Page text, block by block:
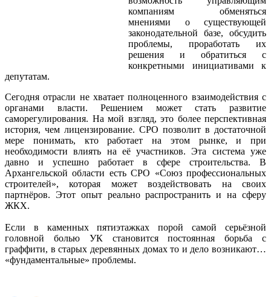
компаниям обменяться
мнениями о существующей
законодательной базе, обсудить
проблемы, проработать их
решения и обратиться с
конкретными инициативами к
депутатам.
Сегодня отрасли не хватает полноценного взаимодействия с
органами власти. Решением может стать развитие
саморегулирования. На мой взгляд, это более перспективная
история, чем лицензирование. СРО позволит в достаточной
мере понимать, кто работает на этом рынке, и при
необходимости влиять на её участников. Эта система уже
давно и успешно работает в сфере строительства. В
Архангельской области есть СРО «Союз профессиональных
строителей», которая может воздействовать на своих
партнёров. Этот опыт реально распространить и на сферу
ЖКХ.
Если в каменных пятиэтажках порой самой серьёзной
головной болью УК становится постоянная борьба с
граффити, в старых деревянных домах то и дело возникают…
«фундаментальные» проблемы.